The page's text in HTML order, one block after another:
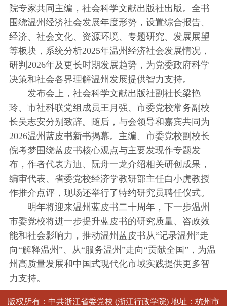
院专家共同主编，社会科学文献出版社出版。全书
围绕温州经济社会发展年度形势，设置综合报告、
经济、社会文化、资源环境、专题研究、发展展望
等板块，系统分析2025年温州经济社会发展情况，
研判2026年及更长时期发展趋势，为党委政府科学
决策和社会各界理解温州发展提供智力支持。
发布会上，社会科学文献出版社副社长梁艳
玲、市社科联党组成员王月强、市委党校常务副校
长吴志安分别致辞。随后，与会领导和嘉宾共同为
2026温州蓝皮书新书揭幕。主编、市委党校副校长
倪考梦围绕蓝皮书核心观点与主要发现作专题发
布，作者代表方迪、阮舟一龙介绍相关研创成果，
编审代表、省委党校经济学教研部主任白小虎教授
作推介点评，现场还举行了特约研究员聘任仪式。
明年将迎来温州蓝皮书二十周年，下一步温州
市委党校将进一步提升蓝皮书的研究质量、咨政效
能和社会影响力，推动温州蓝皮书从“记录温州”走
向“解释温州”、从“服务温州”走向“贡献全国”，为温
州高质量发展和中国式现代化市域实践提供更多智
力支持。
版权所有：中共浙江省委党校 (浙江行政学院) 地址：杭州市